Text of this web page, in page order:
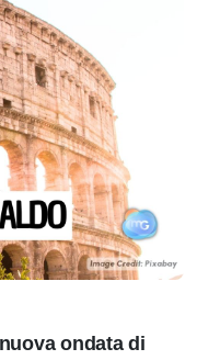
ondata di